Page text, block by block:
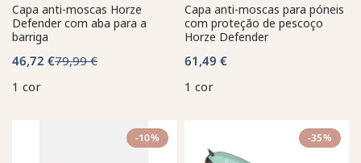
Capa anti-moscas Horze
Defender com aba para a
barriga
46,72 €79,99 €
1 cor
Capa anti-moscas para póneis
com proteção de pescoço
Horze Defender
61,49 €
1 cor
-10% -35%